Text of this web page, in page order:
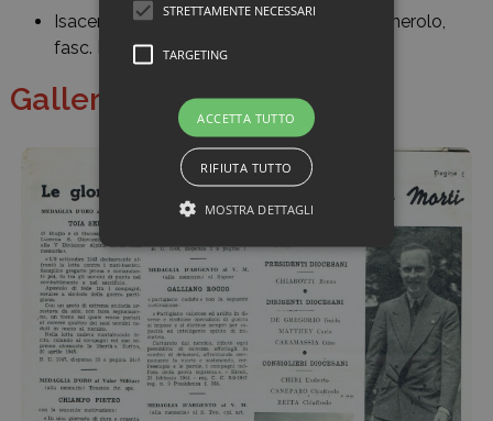
Isacem, Giac , Rapporti con le diocesi, b. Pinerolo,
fasc. Presidenza;Righini
Galleria di immagini
STRETTAMENTE NECESSARI
TARGETING
ACCETTA TUTTO
RIFIUTA TUTTO
MOSTRA DETTAGLI